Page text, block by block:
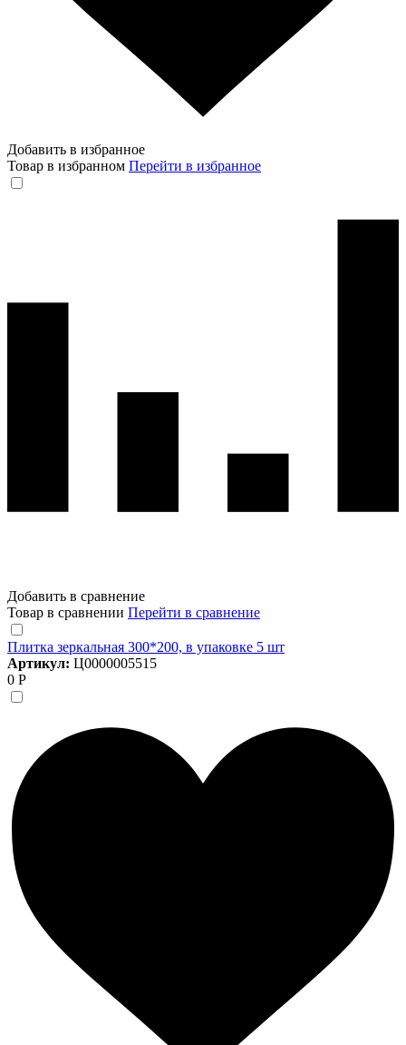
Добавить в избранное
Товар в избранном Перейти в избранное
Добавить в сравнение
Товар в сравнении Перейти в сравнение
Плитка зеркальная 300*200, в упаковке 5 шт
Артикул: Ц0000005515
0 Р